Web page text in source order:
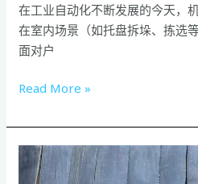
在工业自动化不断发展的今天，
在室内场景（如托盘拆垛、拣选
面对户
取：
助
力
械
准
Read More »
杉
维